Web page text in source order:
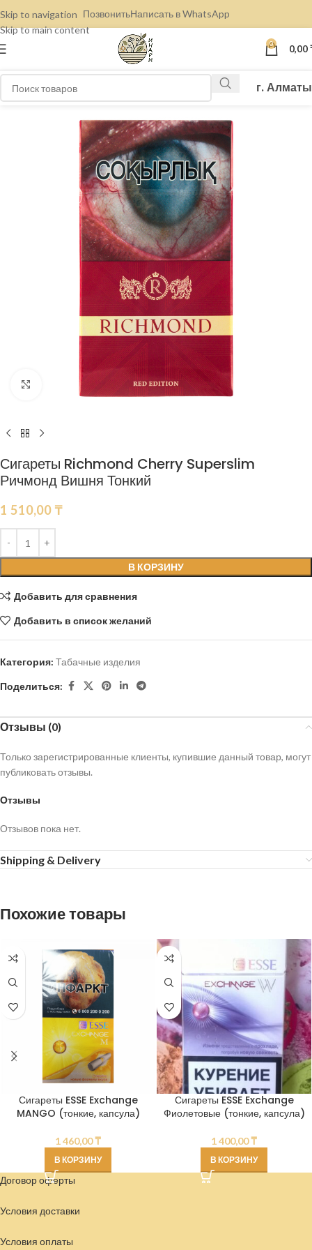
Skip to navigation
Skip to main content
ПозвонитьНаписать в WhatsApp
0 0,00
г. Алматы
Нажмите, чтобы увеличить
Сигареты Richmond Cherry Superslim
Ричмонд Вишня Тонкий
1 510,00 ₸
В КОРЗИНУ
Добавить для сравнения
Добавить в список желаний
Категория: Табачные изделия
Поделиться:
Отзывы (0)
Отзывы
Отзывов пока нет.
Только зарегистрированные клиенты, купившие данный товар, могут
публиковать отзывы.
Shipping & Delivery
Похожие товары
Сигареты ESSE Exchange
MANGO (тонкие, капсула)
1 460,00₸
В КОРЗИНУ
Сигареты ESSE Exchange
Фиолетовые (тонкие, капсула)
1 400,00₸
В КОРЗИНУ
Договор оферты
Условия доставки
Условия оплаты